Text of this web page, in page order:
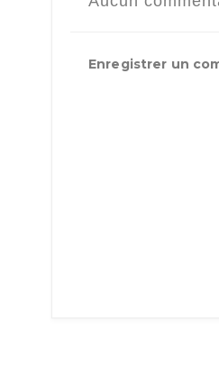
Enregistrer un